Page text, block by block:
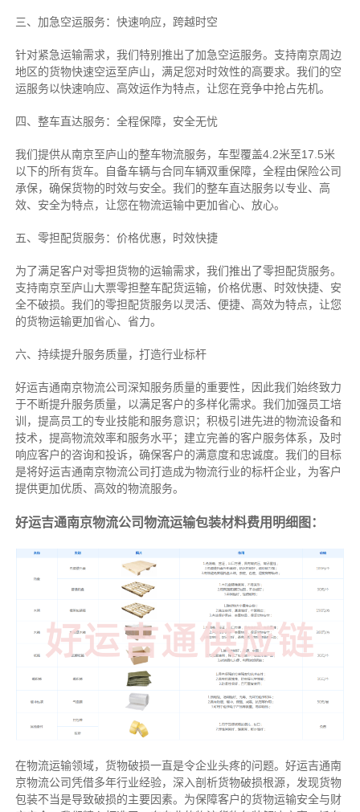
三、加急空运服务：快速响应，跨越时空
针对紧急运输需求，我们特别推出了加急空运服务。支持南京周边
地区的货物快速空运至庐山，满足您对时效性的高要求。我们的空
运服务以快速响应、高效运作为特点，让您在竞争中抢占先机。
四、整车直达服务：全程保障，安全无忧
我们提供从南京至庐山的整车物流服务，车型覆盖4.2米至17.5米
以下的所有货车。自备车辆与合同车辆双重保障，全程由保险公司
承保，确保货物的时效与安全。我们的整车直达服务以专业、高
效、安全为特点，让您在物流运输中更加省心、放心。
五、零担配货服务：价格优惠，时效快捷
为了满足客户对零担货物的运输需求，我们推出了零担配货服务。
支持南京至庐山大票零担整车配货运输，价格优惠、时效快捷、安
全不破损。我们的零担配货服务以灵活、便捷、高效为特点，让您
的货物运输更加省心、省力。
六、持续提升服务质量，打造行业标杆
好运吉通南京物流公司深知服务质量的重要性，因此我们始终致力
于不断提升服务质量，以满足客户的多样化需求。我们加强员工培
训，提高员工的专业技能和服务意识；积极引进先进的物流设备和
技术，提高物流效率和服务水平；建立完善的客户服务体系，及时
响应客户的咨询和投诉，确保客户的满意度和忠诚度。我们的目标
是将好运吉通南京物流公司打造成为物流行业的标杆企业，为客户
提供更加优质、高效的物流服务。
好运吉通南京物流公司物流运输包装材料费用明细图：
在物流运输领域，货物破损一直是令企业头疼的问题。好运吉通南
京物流公司凭借多年行业经验，深入剖析货物破损根源，发现货物
包装不当是导致破损的主要因素。为保障客户的货物运输安全与财